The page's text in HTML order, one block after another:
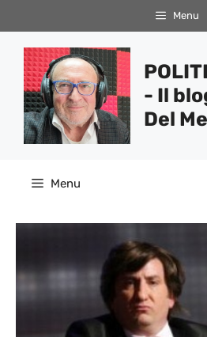
al
contenuto
Menu
- Il
Del
Menu